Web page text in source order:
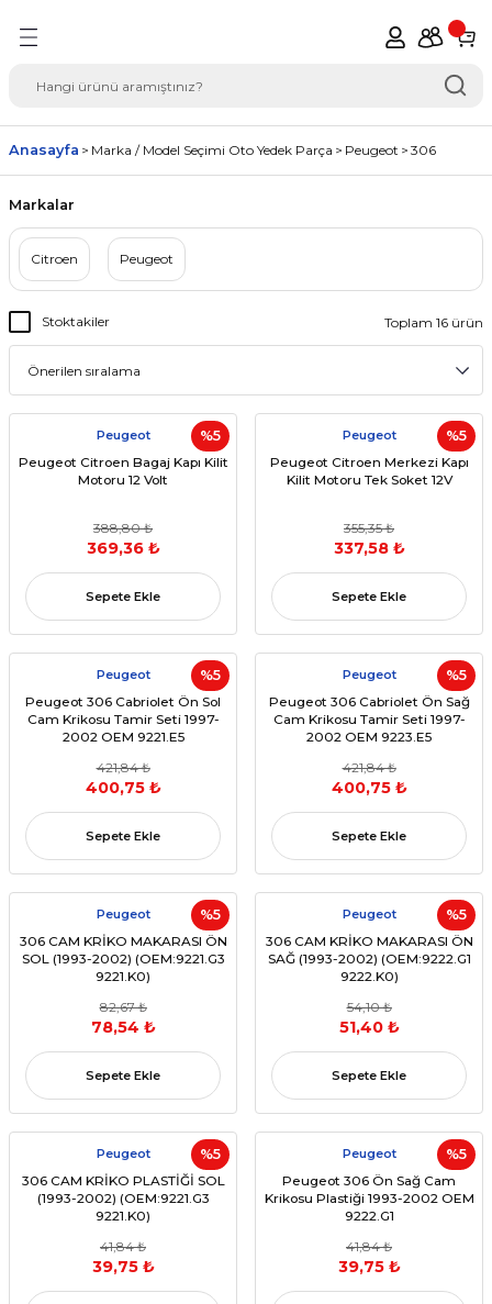
Seçimi Oto Yedek
Anasayfa Marka / Model Seçimi Oto Yedek Parça Peugeot 306
Markalar
Citroen Peugeot
Stoktakiler Toplam 16 ürün
%5
Peugeot
Peugeot Citroen Bagaj Kapı Kilit
Motoru 12 Volt
388,80 ₺
369,36 ₺
Sepete Ekle
%5
Peugeot
Peugeot Citroen Merkezi Kapı
Kilit Motoru Tek Soket 12V
355,35 ₺
337,58 ₺
Sepete Ekle
%5
Peugeot
Peugeot 306 Cabriolet Ön Sol
Cam Krikosu Tamir Seti 1997-
2002 OEM 9221.E5
421,84 ₺
400,75 ₺
Sepete Ekle
%5
Peugeot
Peugeot 306 Cabriolet Ön Sağ
Cam Krikosu Tamir Seti 1997-
2002 OEM 9223.E5
421,84 ₺
400,75 ₺
Sepete Ekle
%5
Peugeot
306 CAM KRİKO MAKARASI ÖN
SOL (1993-2002) (OEM:9221.G3
9221.K0)
82,67 ₺
78,54 ₺
Sepete Ekle
%5
Peugeot
306 CAM KRİKO MAKARASI ÖN
SAĞ (1993-2002) (OEM:9222.G1
9222.K0)
54,10 ₺
51,40 ₺
Sepete Ekle
%5
Peugeot
306 CAM KRİKO PLASTİĞİ SOL
(1993-2002) (OEM:9221.G3
9221.K0)
41,84 ₺
39,75 ₺
%5
Peugeot
Peugeot 306 Ön Sağ Cam
Krikosu Plastiği 1993-2002 OEM
9222.G1
41,84 ₺
39,75 ₺